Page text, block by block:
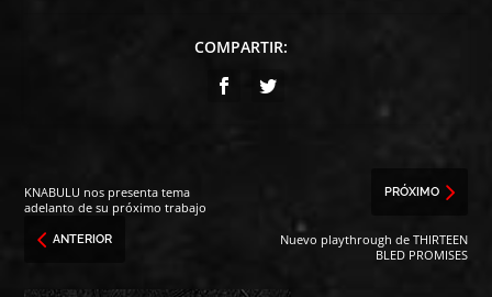
COMPARTIR:
KNABULU nos presenta tema
adelanto de su próximo trabajo
ANTERIOR
PRÓXIMO
Nuevo playthrough de THIRTEEN
BLED PROMISES